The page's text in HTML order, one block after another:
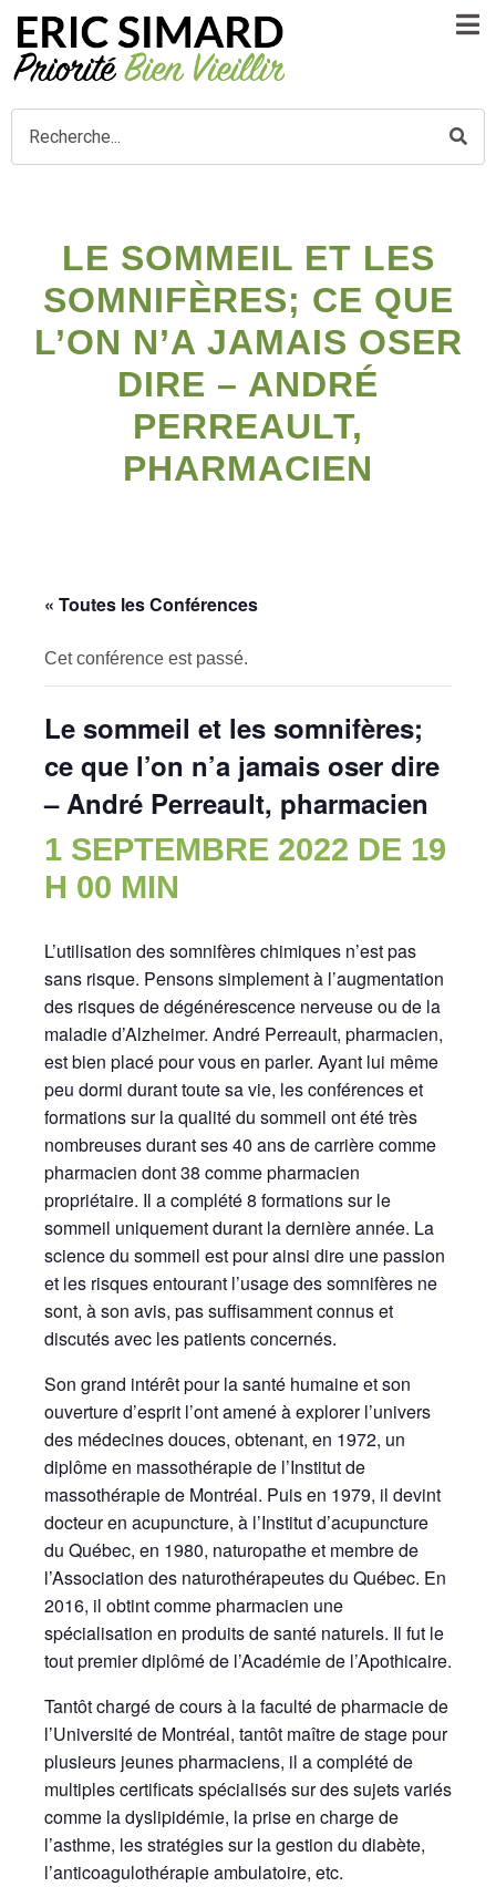
LE SOMMEIL ET LES
SOMNIFÈRES; CE QUE
L’ON N’A JAMAIS OSER
DIRE – ANDRÉ
PERREAULT,
PHARMACIEN
« Toutes les Conférences
Cet conférence est passé.
Le sommeil et les somnifères;
ce que l’on n’a jamais oser dire
– André Perreault, pharmacien
1 SEPTEMBRE 2022 DE 19
H 00 MIN
L’utilisation des somnifères chimiques n’est pas
sans risque. Pensons simplement à l’augmentation
des risques de dégénérescence nerveuse ou de la
maladie d’Alzheimer. André Perreault, pharmacien,
est bien placé pour vous en parler. Ayant lui même
peu dormi durant toute sa vie, les conférences et
formations sur la qualité du sommeil ont été très
nombreuses durant ses 40 ans de carrière comme
pharmacien dont 38 comme pharmacien
propriétaire. Il a complété 8 formations sur le
sommeil uniquement durant la dernière année. La
science du sommeil est pour ainsi dire une passion
et les risques entourant l’usage des somnifères ne
sont, à son avis, pas suffisamment connus et
discutés avec les patients concernés.
Son grand intérêt pour la santé humaine et son
ouverture d’esprit l’ont amené à explorer l’univers
des médecines douces, obtenant, en 1972, un
diplôme en massothérapie de l’Institut de
massothérapie de Montréal. Puis en 1979, il devint
docteur en acupuncture, à l’Institut d’acupuncture
du Québec, en 1980, naturopathe et membre de
l’Association des naturothérapeutes du Québec. En
2016, il obtint comme pharmacien une
spécialisation en produits de santé naturels. Il fut le
tout premier diplômé de l’Académie de l’Apothicaire.
Tantôt chargé de cours à la faculté de pharmacie de
l’Université de Montréal, tantôt maître de stage pour
plusieurs jeunes pharmaciens, il a complété de
multiples certificats spécialisés sur des sujets variés
comme la dyslipidémie, la prise en charge de
l’asthme, les stratégies sur la gestion du diabète,
l’anticoagulothérapie ambulatoire, etc.